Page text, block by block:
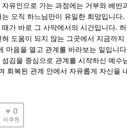
유인으로 가는 과정에는 거부와 배반
오직 하느님만이 유일한 희망입니다.
가 바로 그 사막에서의 시간입니다.
도움이 되지 않는 그곳에서 지금까지
마음을 열고 관계를 바라보는 일입니다
섬김을 중심으로 관계를 시작하신 예수
회복된 관계 안에서 자유롭게 자신을
♥ 0
비추천